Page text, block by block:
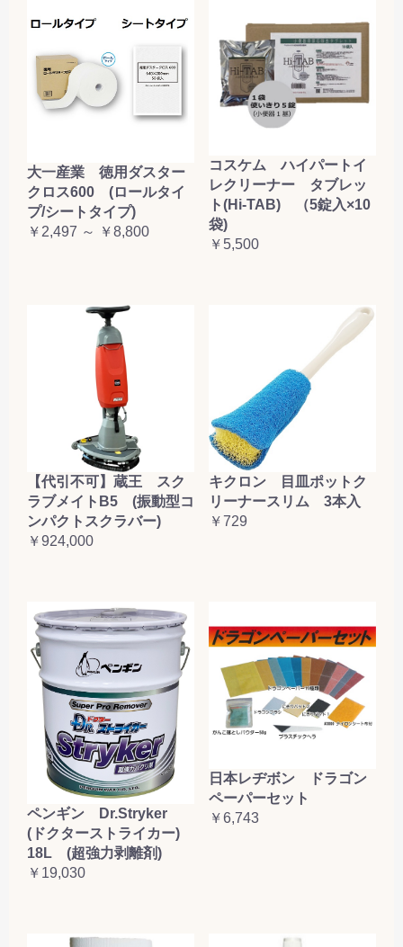
大一産業 徳用ダスター
クロス600 (ロールタイ
プ/シートタイプ)
￥2,497 ～ ￥8,800
コスケム ハイパートイ
レクリーナー タブレッ
ト(Hi-TAB) （5錠入×10
袋)
￥5,500
【代引不可】蔵王 スク
ラブメイトB5 (振動型コ
ンパクトスクラバー)
￥924,000
キクロン 目皿ポットク
リーナースリム 3本入
￥729
ペンギン Dr.Stryker
(ドクターストライカー)
18L (超強力剥離剤)
￥19,030
日本レヂボン ドラゴン
ペーパーセット
￥6,743